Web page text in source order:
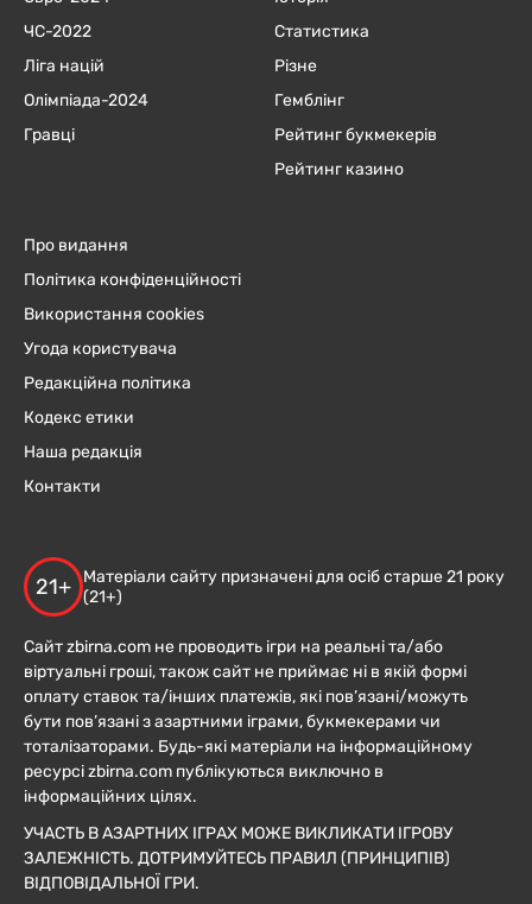
ЧC-2022
Ліга націй
Олімпіада-2024
Гравці
Статистика
Різне
Гемблінг
Рейтинг букмекерів
Рейтинг казино
Про видання
Політика конфіденційності
Використання cookies
Угода користувача
Редакційна політика
Кодекс етики
Наша редакція
Контакти
21+
Матеріали сайту призначені для осіб старше 21 року
(21+)
Сайт zbirna.com не проводить ігри на реальні та/або
віртуальні гроші, також сайт не приймає ні в якій формі
оплату ставок та/інших платежів, які пов’язані/можуть
бути пов’язані з азартними іграми, букмекерами чи
тоталізаторами. Будь-які матеріали на інформаційному
ресурсі zbirna.com публікуються виключно в
інформаційних цілях.
УЧАСТЬ В АЗАРТНИХ ІГРАХ МОЖЕ ВИКЛИКАТИ ІГРОВУ
ЗАЛЕЖНІСТЬ. ДОТРИМУЙТЕСЬ ПРАВИЛ (ПРИНЦИПІВ)
ВІДПОВІДАЛЬНОЇ ГРИ.